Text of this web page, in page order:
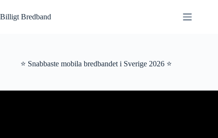
till
innehåll
Billigt Bredband
⭐ Snabbaste mobila bredbandet i Sverige 2026 ⭐